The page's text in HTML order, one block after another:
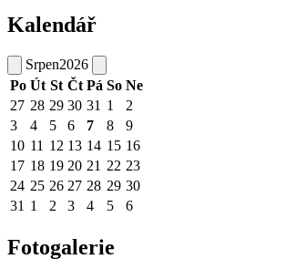
Kalendář
Srpen2026
Po Út St Čt Pá So Ne
27 28 29 30 31 1
2
3
4 5 6 7 8
9
10 11 12 13 14 15 16
17 18 19 20 21 22 23
24 25 26 27 28 29 30
31 1 2 3 4 5 6
Fotogalerie